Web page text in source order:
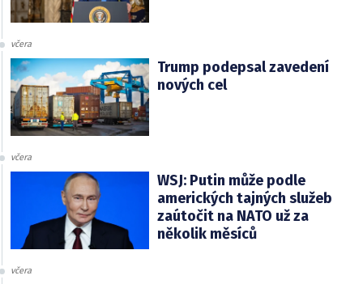
včera
Trump podepsal zavedení
nových cel
včera
WSJ: Putin může podle
amerických tajných služeb
zaútočit na NATO už za
několik měsíců
včera